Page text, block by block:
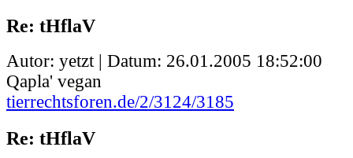
Re: tHflaV
Autor: yetzt | Datum: 26.01.2005 18:52:00
Qapla' vegan
tierrechtsforen.de/2/3124/3185
Re: tHflaV